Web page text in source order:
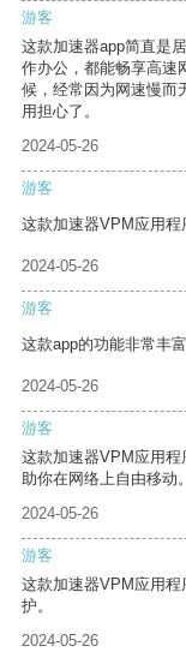
游客
这款加速器app简直是
作办公，都能畅享高速
候，经常因为网速慢而
用担心了。
2024-05-26
游客
这款加速器VPM应用程
2024-05-26
游客
这款app的功能非常丰
2024-05-26
游客
这款加速器VPM应用
助你在网络上自由移动。
2024-05-26
游客
这款加速器VPM应用
护。
2024-05-26